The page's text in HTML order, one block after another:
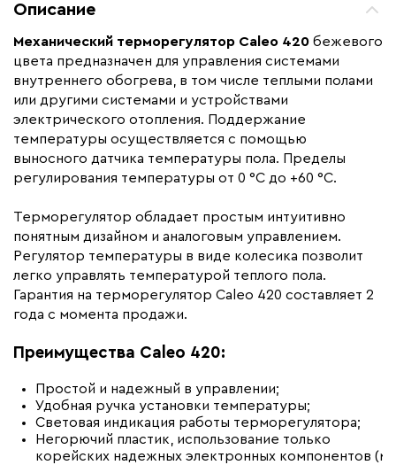
Ширина (мм) 85
Толщина (мм) 50
Длина установочного провода, м
Гарантия (год)
Срок службы(год)
Вес (кг)
Область применения Для тёплого пола
Терморегуляторы Caleo
Бренд Caleo
Высота (мм)
Тип управления
Описание
Механический терморегулятор Caleo 420 бежевого
цвета предназначен для управления системами
внутреннего обогрева, в том числе теплыми полами
или другими системами и устройствами
электрического отопления. Поддержание
температуры осуществляется с помощью
выносного датчика температуры пола. Пределы
регулирования температуры от 0 °С до +60 °C.
Терморегулятор обладает простым интуитивно
понятным дизайном и аналоговым управлением.
Регулятор температуры в виде колесика позволит
легко управлять температурой теплого пола.
Гарантия на терморегулятор Caleo 420 составляет 2
года с момента продажи.
Преимущества Caleo 420:
Простой и надежный в управлении;
Удобная ручка установки температуры;
Световая индикация работы терморегулятора;
Негорючий пластик, использование только
корейских надежных электронных компонентов